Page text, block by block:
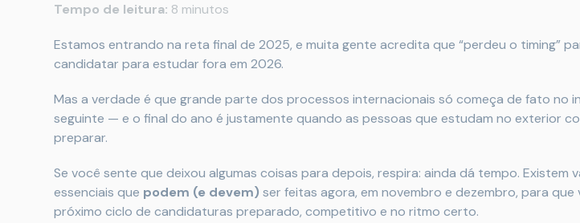
Tempo de leitura: 8 minutos
Estamos entrando na reta final de 2025, e muita gente acredita que “perdeu o timing”
candidatar para estudar fora em 2026.
Mas a verdade é que grande parte dos processos internacionais só começa de fato no
seguinte — e o final do ano é justamente quando as pessoas que estudam no exterior
preparar.
Se você sente que deixou algumas coisas para depois, respira: ainda dá tempo. Existem
essenciais que podem (e devem) ser feitas agora, em novembro e dezembro, para
próximo ciclo de candidaturas preparado, competitivo e no ritmo certo.